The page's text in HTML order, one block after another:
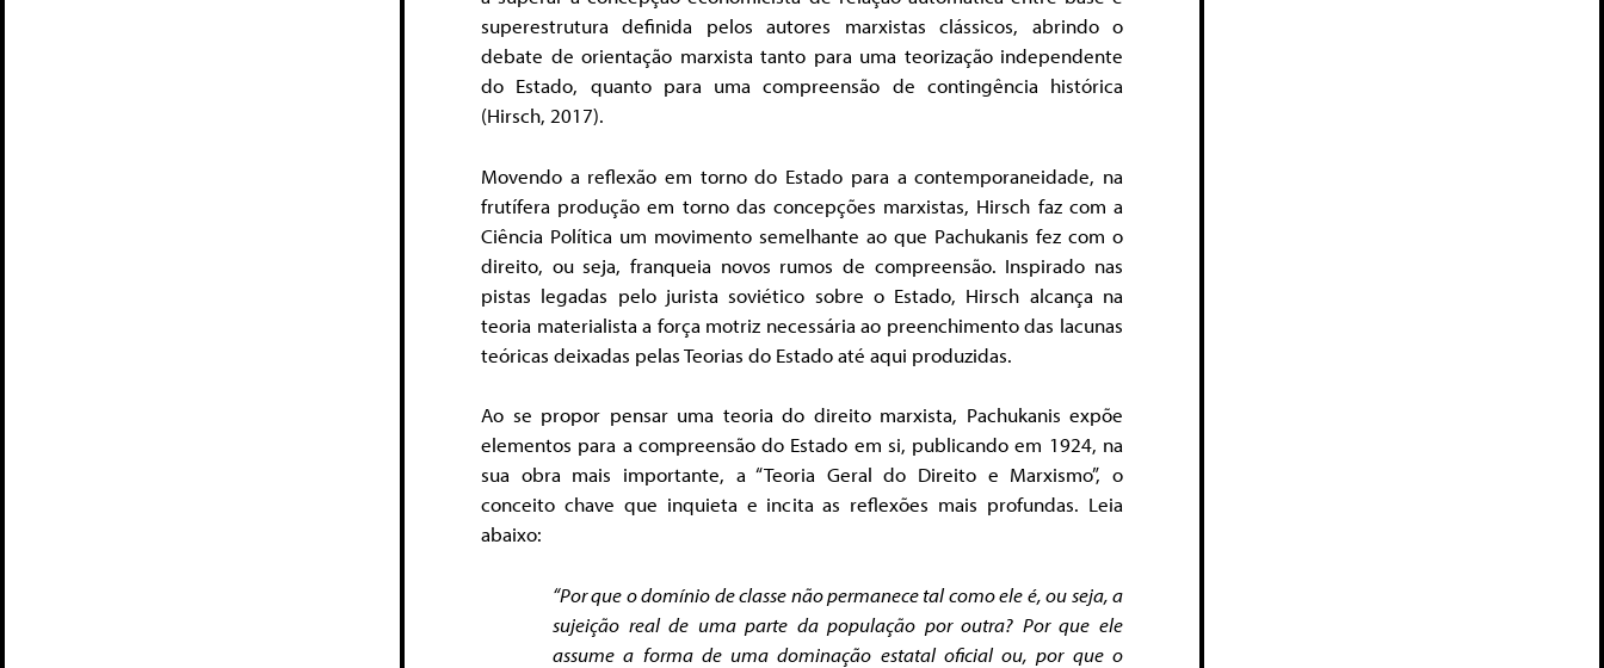
superestrutura definida pelos autores marxistas clássicos, abrindo o
debate de orientação marxista tanto para uma teorização independente
do Estado, quanto para uma compreensão de contingência histórica
(Hirsch, 2017).
Movendo a reflexão em torno do Estado para a contemporaneidade, na
frutífera produção em torno das concepções marxistas, Hirsch faz com a
Ciência Política um movimento semelhante ao que Pachukanis fez com o
direito, ou seja, franqueia novos rumos de compreensão. Inspirado nas
pistas legadas pelo jurista soviético sobre o Estado, Hirsch alcança na
teoria materialista a força motriz necessária ao preenchimento das lacunas
teóricas deixadas pelas Teorias do Estado até aqui produzidas.
Ao se propor pensar uma teoria do direito marxista, Pachukanis expõe
elementos para a compreensão do Estado em si, publicando em 1924, na
sua obra mais importante, a “Teoria Geral do Direito e Marxismo”, o
conceito chave que inquieta e incita as reflexões mais profundas. Leia
abaixo:
“Por que o domínio de classe não permanece tal como ele é, ou seja, a
sujeição real de uma parte da população por outra? Por que ele
assume a forma de uma dominação estatal oficial ou, por que o